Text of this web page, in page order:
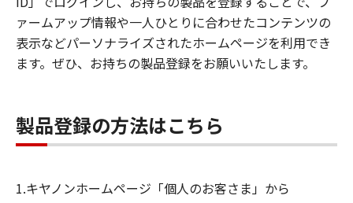
ァームアップ情報や一人ひとりに合わせたコンテンツの
表示などパーソナライズされたホームページを利用でき
ます。ぜひ、お持ちの製品登録をお願いいたします。
製品登録の方法はこちら
1.キヤノンホームページ「個人のお客さま」から